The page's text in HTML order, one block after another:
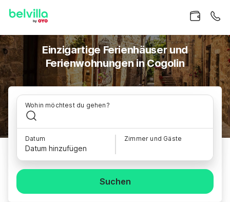
Einzigartige Ferienhäuser und
Ferienwohnungen in Cogolin
Wohin möchtest du gehen?
Datum
Datum hinzufügen
Zimmer und Gäste
Suchen